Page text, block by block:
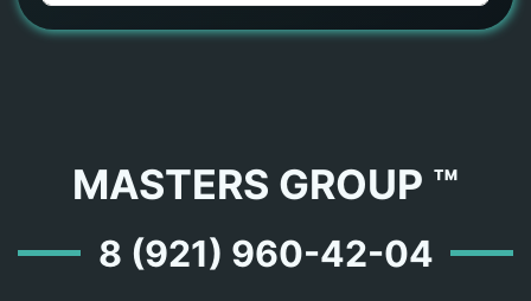
MASTERS GROUP ™
8 (921) 960-42-04